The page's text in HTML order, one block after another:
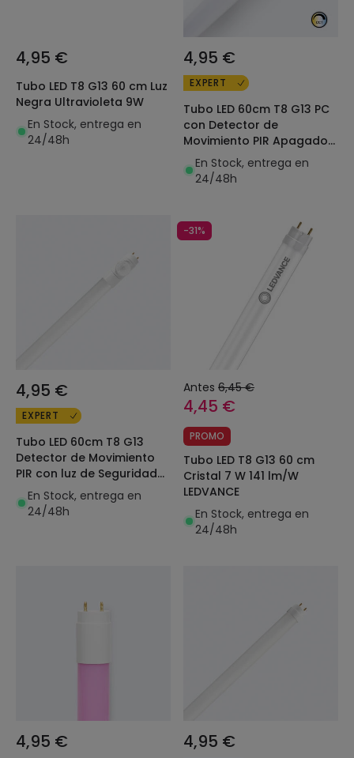
4,95 €
Tubo LED T8 G13 60 cm Luz
Negra Ultravioleta 9W
En Stock, entrega en
24/48h
4,95 €
EXPERT
Tubo LED 60cm T8 G13 PC
con Detector de
Movimiento PIR Apagado
Total Conexión un Lateral
9W 140lm/W
En Stock, entrega en
24/48h
4,95 €
EXPERT
Tubo LED 60cm T8 G13
Detector de Movimiento
PIR con luz de Seguridad
9W 140lm/W
En Stock, entrega en
24/48h
-31%
Antes 6,45 €
4,45 €
PROMO
Tubo LED T8 G13 60 cm
Cristal 7 W 141 lm/W
LEDVANCE
En Stock, entrega en
24/48h
4,95 € 4,95 €